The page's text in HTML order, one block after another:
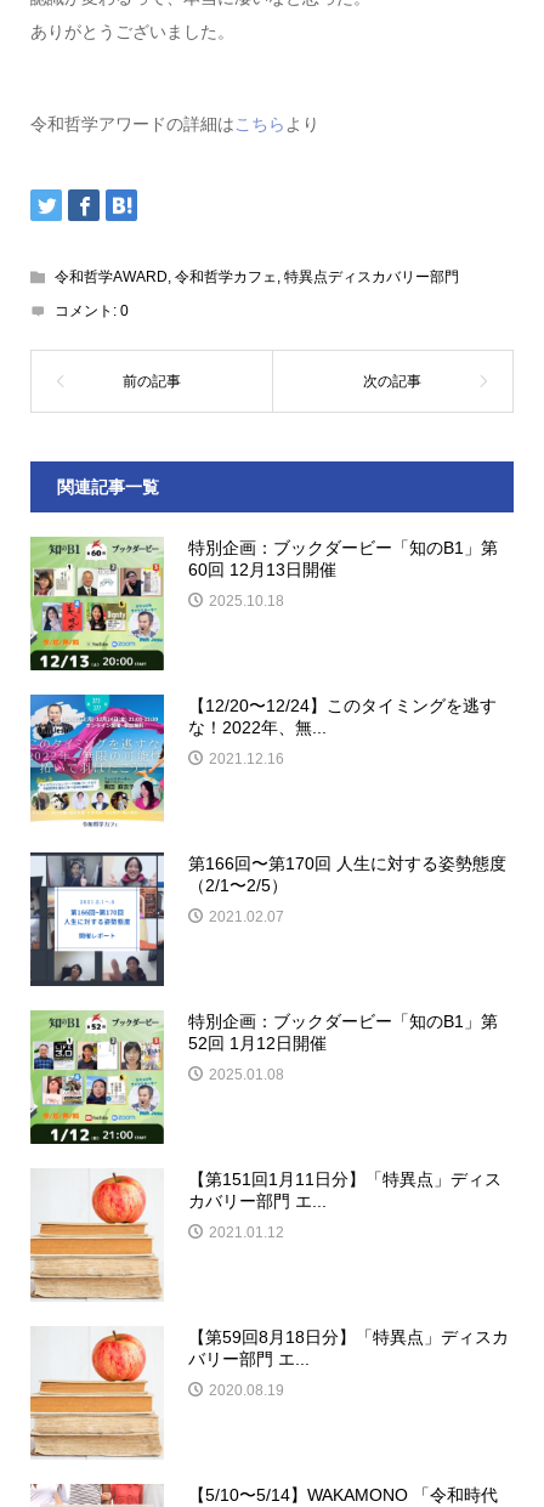
ありがとうございました。
令和哲学アワードの詳細はこちら より
令和哲学AWARD 令和哲学カフェ 特異点ディスカバリー部門
コメント: 0
関連記事一覧
特別企画：ブックダービー「知のB1」第
60回 12月13日開催
2025.10.18
【12/20〜12/24】このタイミングを逃す
な！2022年、無...
2021.12.16
第166回〜第170回 人生に対する姿勢態度
（2/1〜2/5）
2021.02.07
特別企画：ブックダービー「知のB1」第
52回 1月12日開催
2025.01.08
【第151回1月11日分】「特異点」ディス
カバリー部門 エ...
2021.01.12
【第59回8月18日分】「特異点」ディスカ
バリー部門 エ...
2020.08.19
【5/10〜5/14】WAKAMONO 「令和時代